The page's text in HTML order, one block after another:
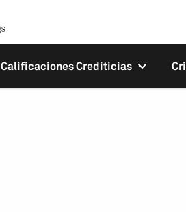
Calificaciones Crediticias